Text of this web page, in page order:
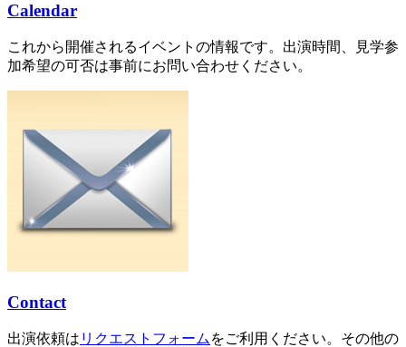
Calendar
これから開催されるイベントの情報です。出演時間、見学参
加希望の可否は事前にお問い合わせください。
Contact
出演依頼は リクエストフォーム をご利用ください。その他の